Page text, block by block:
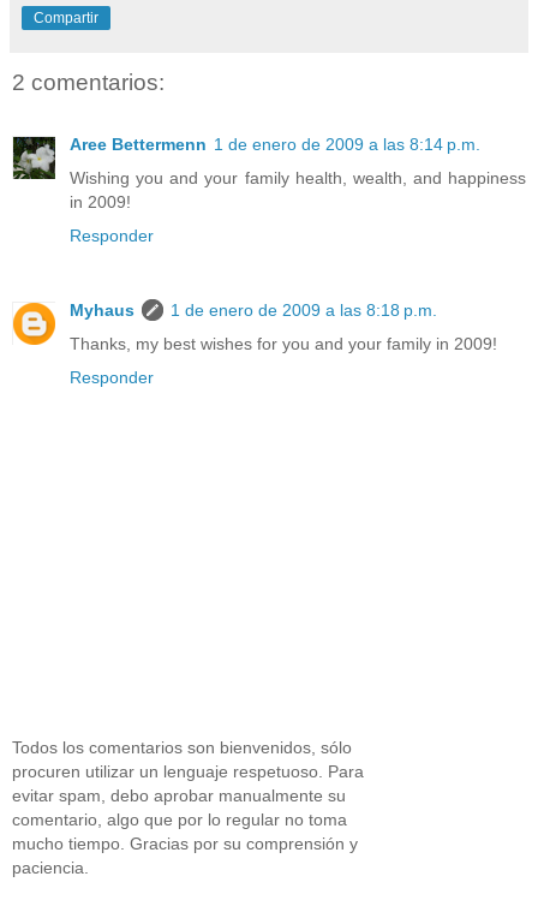
Compartir
2 comentarios:
Aree Bettermenn 1 de enero de 2009 a las 8:14 p.m.
Wishing you and your family health, wealth, and happiness
in 2009!
Responder
Myhaus
1 de enero de 2009 a las 8:18 p.m.
Thanks, my best wishes for you and your family in 2009!
Responder
Todos los comentarios son bienvenidos, sólo
procuren utilizar un lenguaje respetuoso. Para
evitar spam, debo aprobar manualmente su
comentario, algo que por lo regular no toma
mucho tiempo. Gracias por su comprensión y
paciencia.